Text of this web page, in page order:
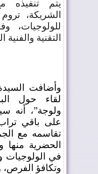
يتم تنفيذه
الشريكة،
للولوجيات،
التقنية والفنية
وأضافت
لقاء حول
ولوجة”، أنه
على باقي
تقاسمه مع
الحضرية منها
في الولوجيات
وتكافؤ الفرص،